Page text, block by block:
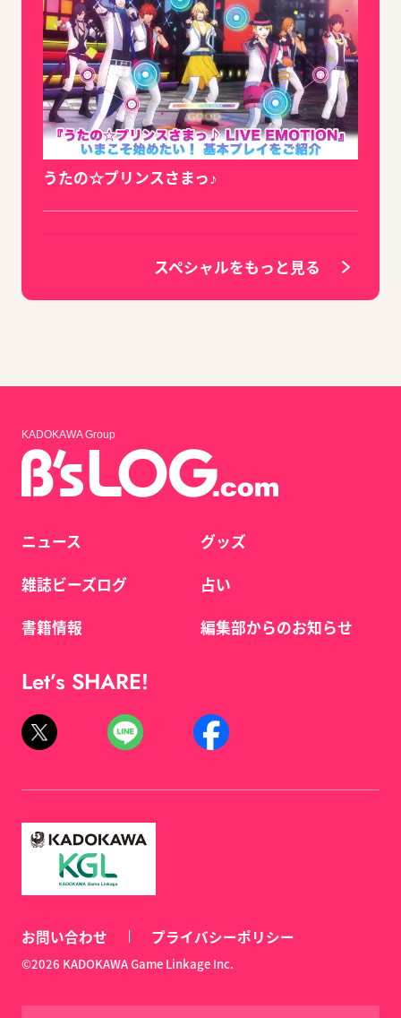
うたの☆プリンスさまっ♪
スペシャルをもっと見る
KADOKAWA Group
ニュース
雑誌ビーズログ
書籍情報
グッズ
占い
編集部からのお知らせ
Let’s SHARE!
お問い合わせ プライバシーポリシー
©2026 KADOKAWA Game Linkage Inc.